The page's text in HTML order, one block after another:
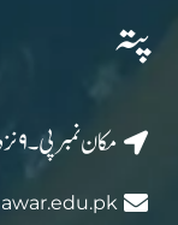
پتہ
مکان نمبر پی۔۹ نزد مسجد فردوس یونیورسٹی کیمپس پشاور